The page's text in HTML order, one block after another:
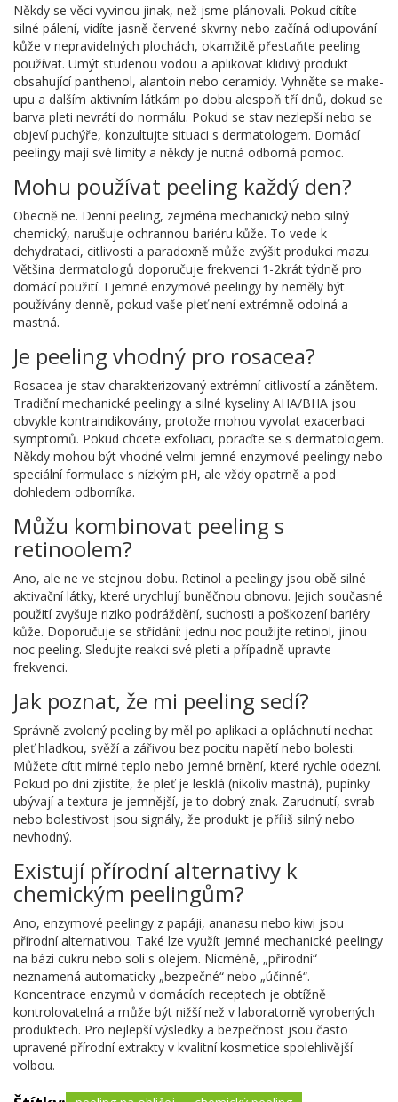
Někdy se věci vyvinou jinak, než jsme plánovali. Pokud cítíte
silné pálení, vidíte jasně červené skvrny nebo začíná odlupování
kůže v nepravidelných plochách, okamžitě přestaňte peeling
používat. Umýt studenou vodou a aplikovat klidivý produkt
obsahující panthenol, alantoin nebo ceramidy. Vyhněte se make-
upu a dalším aktivním látkám po dobu alespoň tří dnů, dokud se
barva pleti nevrátí do normálu. Pokud se stav nezlepší nebo se
objeví puchýře, konzultujte situaci s dermatologem. Domácí
peelingy mají své limity a někdy je nutná odborná pomoc.
Mohu používat peeling každý den?
Obecně ne. Denní peeling, zejména mechanický nebo silný
chemický, narušuje ochrannou bariéru kůže. To vede k
dehydrataci, citlivosti a paradoxně může zvýšit produkci mazu.
Většina dermatologů doporučuje frekvenci 1-2krát týdně pro
domácí použití. I jemné enzymové peelingy by neměly být
používány denně, pokud vaše pleť není extrémně odolná a
mastná.
Je peeling vhodný pro rosacea?
Rosacea je stav charakterizovaný extrémní citlivostí a zánětem.
Tradiční mechanické peelingy a silné kyseliny AHA/BHA jsou
obvykle kontraindikovány, protože mohou vyvolat exacerbaci
symptomů. Pokud chcete exfoliaci, poraďte se s dermatologem.
Někdy mohou být vhodné velmi jemné enzymové peelingy nebo
speciální formulace s nízkým pH, ale vždy opatrně a pod
dohledem odborníka.
Můžu kombinovat peeling s
retinoolem?
Ano, ale ne ve stejnou dobu. Retinol a peelingy jsou obě silné
aktivační látky, které urychlují buněčnou obnovu. Jejich současné
použití zvyšuje riziko podráždění, suchosti a poškození bariéry
kůže. Doporučuje se střídání: jednu noc použijte retinol, jinou
noc peeling. Sledujte reakci své pleti a případně upravte
frekvenci.
Jak poznat, že mi peeling sedí?
Správně zvolený peeling by měl po aplikaci a opláchnutí nechat
pleť hladkou, svěží a zářivou bez pocitu napětí nebo bolesti.
Můžete cítit mírné teplo nebo jemné brnění, které rychle odezní.
Pokud po dni zjistíte, že pleť je lesklá (nikoliv mastná), pupínky
ubývají a textura je jemnější, je to dobrý znak. Zarudnutí, svrab
nebo bolestivost jsou signály, že produkt je příliš silný nebo
nevhodný.
Existují přírodní alternativy k
chemickým peelingům?
Ano, enzymové peelingy z papáji, ananasu nebo kiwi jsou
přírodní alternativou. Také lze využít jemné mechanické peelingy
na bázi cukru nebo soli s olejem. Nicméně, „přírodní“
neznamená automaticky „bezpečné“ nebo „účinné“.
Koncentrace enzymů v domácích receptech je obtížně
kontrolovatelná a může být nižší než v laboratorně vyrobených
produktech. Pro nejlepší výsledky a bezpečnost jsou často
upravené přírodní extrakty v kvalitní kosmetice spolehlivější
volbou.